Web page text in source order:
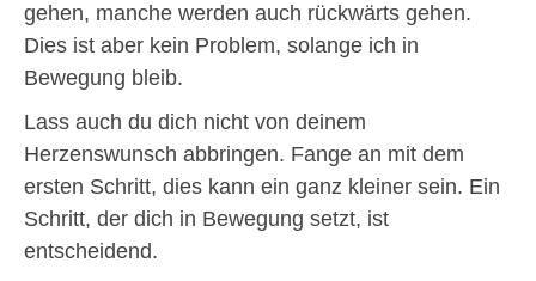
gehen, manche werden auch rückwärts gehen.
Dies ist aber kein Problem, solange ich in
Bewegung bleib.
Lass auch du dich nicht von deinem
Herzenswunsch abbringen. Fange an mit dem
ersten Schritt, dies kann ein ganz kleiner sein. Ein
Schritt, der dich in Bewegung setzt, ist
entscheidend.